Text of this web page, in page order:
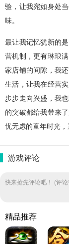
验，让我宛如身处
味。
最让我记忆犹新的
营机制，更有琳琅
家店铺的间隙，我
生活，让我在经营
步步走向兴盛，我
的突破都给我带来
忧无虑的童年时光，
游戏评论
快来抢先评论吧！ (评
精品推荐